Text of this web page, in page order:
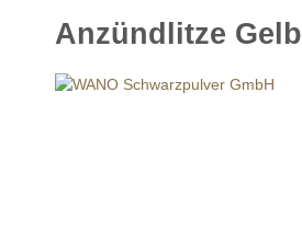
Anzündlitze Gelb